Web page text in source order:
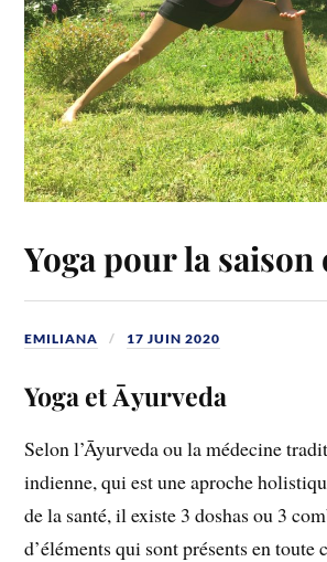
Yoga pour la saison
EMILIANA 17 JUIN 2020
Yoga et Āyurveda
Selon l’Āyurveda ou la médecine
indienne, qui est une aproche
de la santé, il existe 3 doshas ou 3
d’éléments qui sont présents en toute